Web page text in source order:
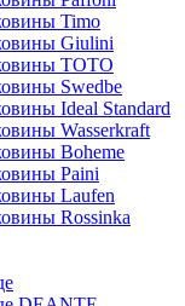
Timo
Giulini
TOTO
Swedbe
Ideal Standard
Wasserkraft
Boheme
Paini
Laufen
Rossinka